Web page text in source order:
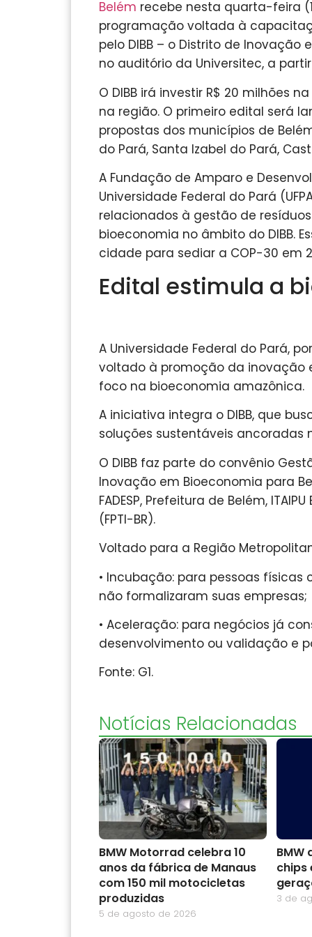
Belém recebe nesta quarta-feira
programação voltada à
pelo DIBB – o Distrito de Inovação
no auditório da Universitec, a
O DIBB irá investir R$ 20 milhões
na região. O primeiro edital será
propostas dos municípios de
do Pará, Santa Izabel do Pará,
A Fundação de Amparo e
Universidade Federal do Pará
relacionados à gestão de
bioeconomia no âmbito do DIBB.
cidade para sediar a COP-30 em
Edital estimula a
A Universidade Federal do Pará,
voltado à promoção da inovação
foco na bioeconomia amazônica.
A iniciativa integra o DIBB, que
soluções sustentáveis ancoradas
O DIBB faz parte do convênio
Inovação em Bioeconomia para
FADESP, Prefeitura de Belém,
(FPTI-BR).
Voltado para a Região
• Incubação: para pessoas
não formalizaram suas empresas;
• Aceleração: para negócios já
desenvolvimento ou validação e
Fonte: G1.
Notícias Relacionadas
BMW Motorrad celebra 10
anos da fábrica de Manaus
com 150 mil motocicletas
produzidas
5 de agosto de 2026
BMW
chips
3 de